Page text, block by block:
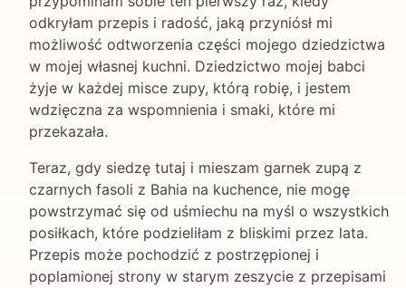
odkryłam przepis i radość, jaką przyniósł mi
możliwość odtworzenia części mojego dziedzictwa
w mojej własnej kuchni. Dziedzictwo mojej babci
żyje w każdej misce zupy, którą robię, i jestem
wdzięczna za wspomnienia i smaki, które mi
przekazała.
Teraz, gdy siedzę tutaj i mieszam garnek zupą z
czarnych fasoli z Bahia na kuchence, nie mogę
powstrzymać się od uśmiechu na myśl o wszystkich
posiłkach, które podzieliłam z bliskimi przez lata.
Przepis może pochodzić z postrzępionej i
poplamionej strony w starym zeszycie z przepisami